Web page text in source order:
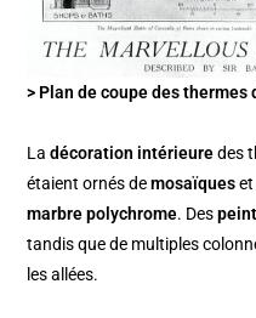
> Plan de coupe des thermes
Ladécoration intérieuredes
étaient ornés demosaïqueset
marbre polychrome. Des
tandis que de multiples
les allées.